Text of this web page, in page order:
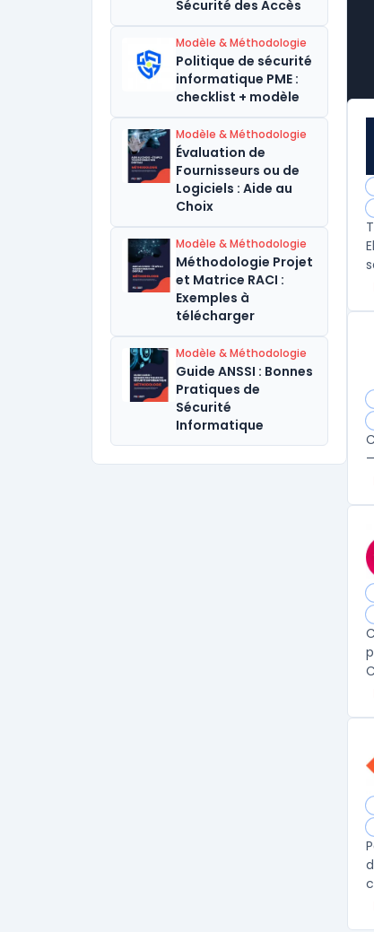
Sécurité des Accès
Modèle & Méthodologie
Politique de sécurité
informatique PME :
checklist + modèle
Modèle & Méthodologie
Évaluation de
Fournisseurs ou de
Logiciels : Aide au
Choix
Modèle & Méthodologie
Méthodologie Projet
et Matrice RACI :
Exemples à
télécharger
Modèle & Méthodologie
Guide ANSSI : Bonnes
Pratiques de
Sécurité
Informatique